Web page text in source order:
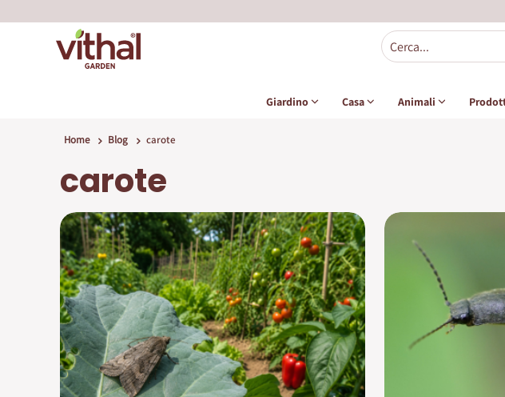
Giardino Casa Animali
Home Blog carote
carote